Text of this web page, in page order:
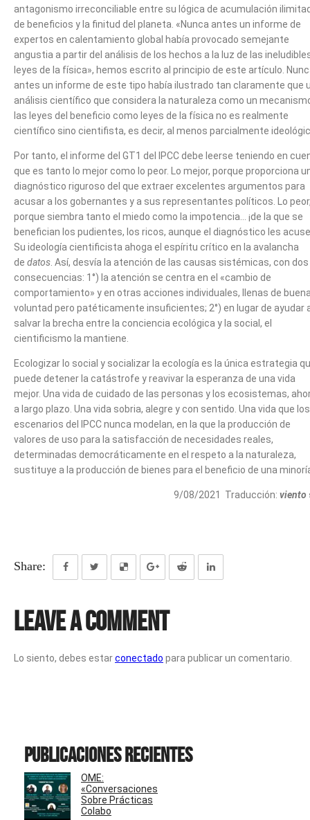
antagonismo irreconciliable entre su lógica de acumulación
de beneficios y la finitud del planeta. «Nunca antes un informe de
expertos en calentamiento global había provocado semejante
angustia a partir del análisis de los hechos a la luz de las
leyes de la física», hemos escrito al principio de este artículo.
antes un informe de este tipo había ilustrado tan claramente que
análisis científico que considera la naturaleza como un
las leyes del beneficio como leyes de la física no es realmente
científico sino cientifista, es decir, al menos parcialmente
Por tanto, el informe del GT1 del IPCC debe leerse teniendo en
que es tanto lo mejor como lo peor. Lo mejor, porque proporciona
diagnóstico riguroso del que extraer excelentes argumentos para
acusar a los gobernantes y a sus representantes políticos. Lo
porque siembra tanto el miedo como la impotencia… ¡de la que se
benefician los pudientes, los ricos, aunque el diagnóstico les
Su ideología cientificista ahoga el espíritu crítico en la avalancha
de datos . Así, desvía la atención de las causas sistémicas, con dos
consecuencias: 1°) la atención se centra en el «cambio de
comportamiento» y en otras acciones individuales, llenas de
voluntad pero patéticamente insuficientes; 2°) en lugar de ayudar
salvar la brecha entre la conciencia ecológica y la social, el
cientificismo la mantiene.
Ecologizar lo social y socializar la ecología es la única estrategia
puede detener la catástrofe y reavivar la esperanza de una vida
mejor. Una vida de cuidado de las personas y los ecosistemas,
a largo plazo. Una vida sobria, alegre y con sentido. Una vida que los
escenarios del IPCC nunca modelan, en la que la producción de
valores de uso para la satisfacción de necesidades reales,
determinadas democráticamente en el respeto a la naturaleza,
sustituye a la producción de bienes para el beneficio de una
9/08/2021 Traducción: viento
Share:
Leave a Comment
Lo siento, debes estarconectado para publicar un comentario.
Publicaciones recientes
OME:
«Conversaciones
Sobre Prácticas
Colabo